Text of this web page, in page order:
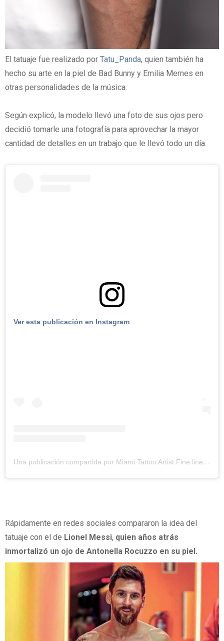
El tatuaje fue realizado por Tatu_Panda, quien también ha
hecho su arte en la piel de Bad Bunny y Emilia Mernes en
otras personalidades de la música.
Según explicó, la modelo llevó una foto de sus ojos pero
decidió tomarle una fotografía para aprovechar la mayor
cantidad de detalles en un trabajo que le llevó todo un día.
Ver esta publicación en Instagram
Una publicación compartida por Miami Tattoo Artist Fine line / Realism (@tatu_panda)
Rápidamente en redes sociales compararon la idea del
tatuaje con el de Lionel Messi, quien años atrás
inmortalizó un ojo de Antonella Rocuzzo en su piel.